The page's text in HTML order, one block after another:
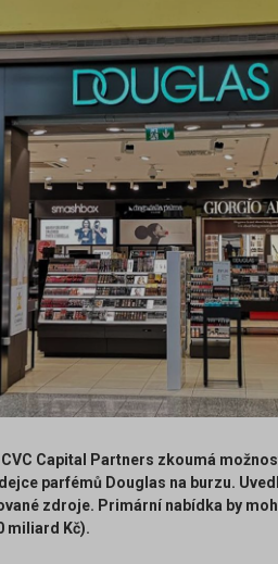
Capital Partners zkoumá
parfémů Douglas na burzu.
zdroje. Primární nabídka by
miliard Kč).